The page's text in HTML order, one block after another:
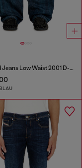
Relaxed Jeans Low Waist 2001 D-Macro